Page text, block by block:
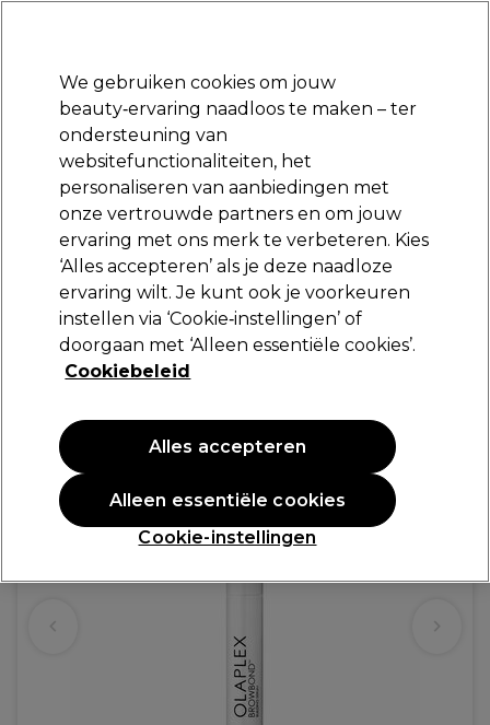
Aanmelden
Merken Deals Haar Elektra
Volgende dag geleverd*
Na verzending, maandag t/m vrijdag
Olaplex
Olaplex Brow Bond 4.5ml
68,00 €
We gebruiken cookies om jouw
beauty‑ervaring naadloos te maken – ter
ondersteuning van
websitefunctionaliteiten, het
personaliseren van aanbiedingen met
onze vertrouwde partners en om jouw
ervaring met ons merk te verbeteren. Kies
‘Alles accepteren’ als je deze naadloze
ervaring wilt. Je kunt ook je voorkeuren
instellen via ‘Cookie‑instellingen’ of
doorgaan met ‘Alleen essentiële cookies’.
Cookiebeleid
Cookie-instellingen
Alleen essentiële cookies
Alles accepteren